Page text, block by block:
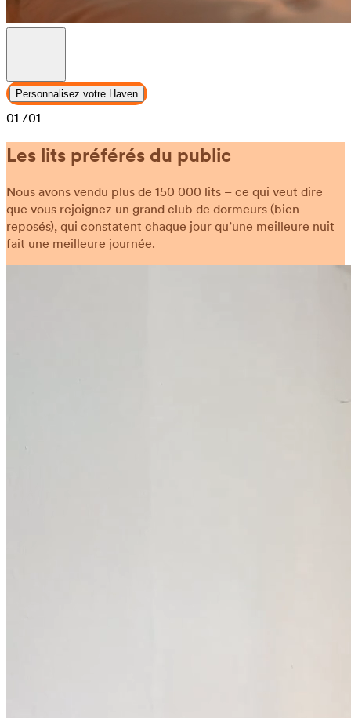
Personnalisez votre Haven
01 /01
Les lits préférés du public
Nous avons vendu plus de 150 000 lits – ce qui veut dire
que vous rejoignez un grand club de dormeurs (bien
reposés), qui constatent chaque jour qu’une meilleure nuit
fait une meilleure journée.